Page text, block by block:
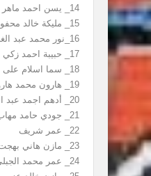
14_ يسن احمد ماهر
15_ مليكة خالد محفوظ
16_نور محمد عبد الغني
17_ حبيبة احمد زكي
18_ سما اسلام على
19_ هارون محمد هارون
20_ أدهم اجمد عبد المجيد
21_ جودي حامد مهاب
22_ عمر شريف
23_ مازن هاني بهجت
24_ عمر محمد الجبلي